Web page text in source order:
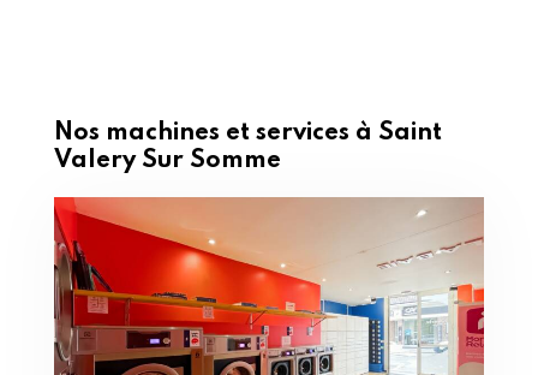
Nos machines et services à Saint
Valery Sur Somme